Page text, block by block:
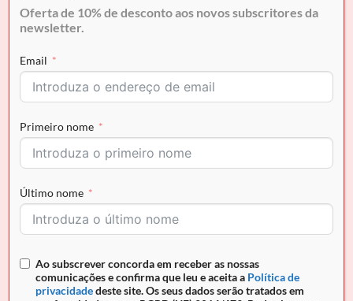
Pague em 3x de 12,97€sem juros.
Selecione Klarna no checkout.
Em stock
COMPRAR AGORA
Envio grátis para Portugal em encomendas superiores a
REF:26060250.22.99
DESCRIÇÃO
Oferta de 10% de desconto aos novos subscritores da
newsletter.
Email
Primeiro nome
Último nome
Ao subscrever concorda em receber as nossas
comunicações e confirma que leu e aceita a Política de
privacidadedeste site. Os seus dados serão tratados em